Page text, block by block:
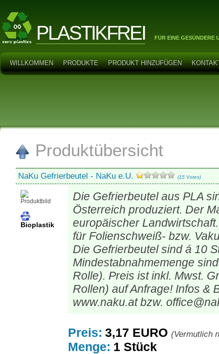
PLASTIKFREI FÜR EINE GESÜNDERE
WILLKOMMEN PRODUKTE PRODUKT HINZUFÜGEN
Produktübersicht
NaKu Gefrierbeutel - NaKu e.U. (15 Votes)
Bioplastik
Die Gefrierbeutel aus PLA
Österreich produziert. Der
europäischer
für Folienschweiß- bzw.
Die Gefrierbeutel sind á 10
Mindestabnahmemenge
Rolle). Preis ist inkl. Mwst.
Rollen) auf Anfrage! Infos &
www.naku.at bzw.
Preis: 3,17 EURO (Vermutlich
Menge: 1 Stück